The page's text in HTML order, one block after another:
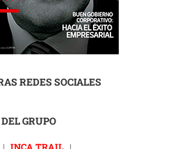
REDES SOCIALES
GRUPO